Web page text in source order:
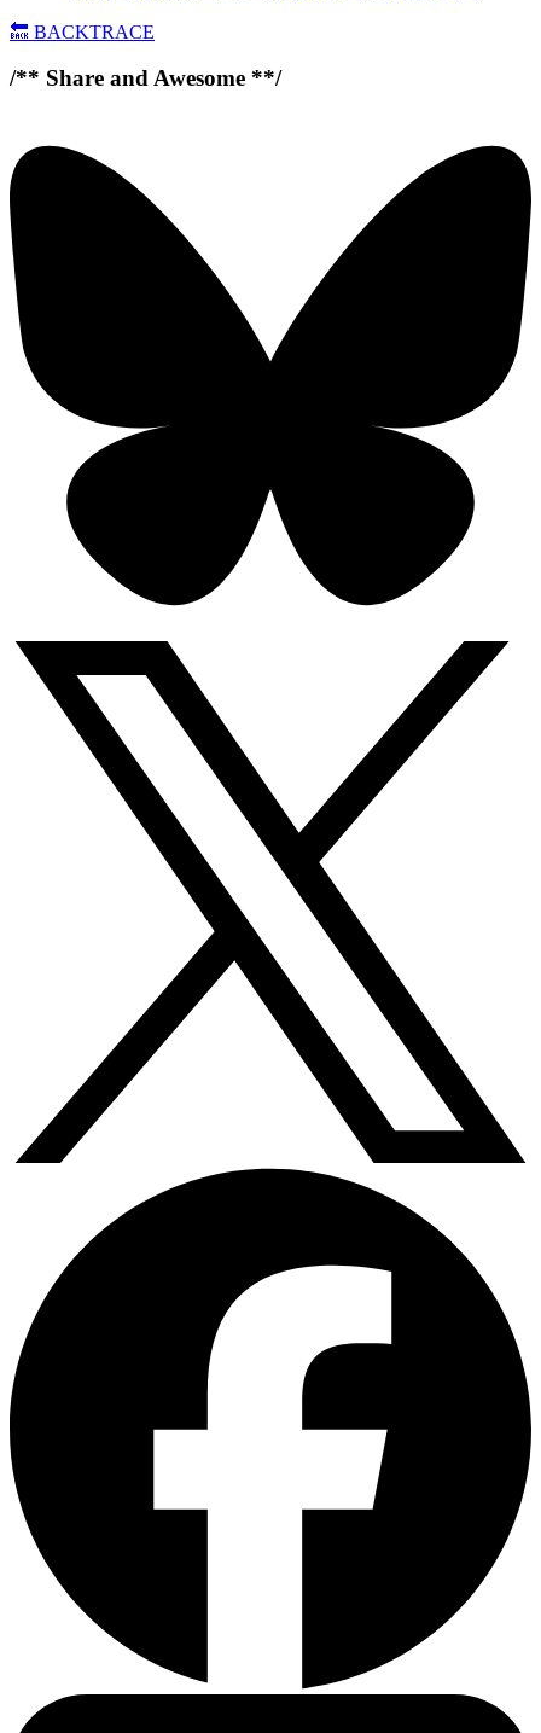
🔙 BACKTRACE
/** Share and Awesome **/